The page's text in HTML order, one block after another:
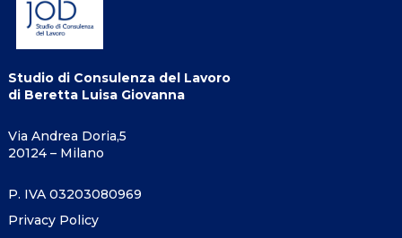
Studio di Consulenza del Lavoro
di Beretta Luisa Giovanna
Via Andrea Doria,5
20124 – Milano
P. IVA 03203080969
Privacy Policy